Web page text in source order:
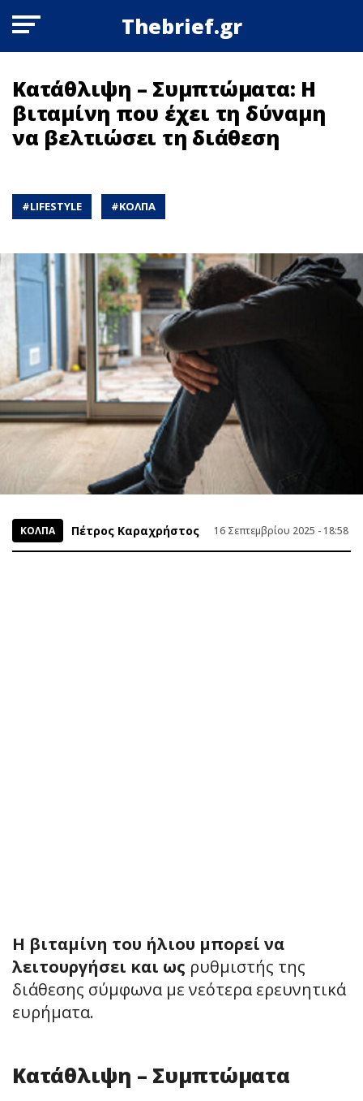
Thebrief.gr
Κατάθλιψη – Συμπτώματα: Η
βιταμίνη που έχει τη δύναμη
να βελτιώσει τη διάθεση
#LIFESTYLE #ΚΟΛΠΑ
ΚΟΛΠΑ Πέτρος Καραχρήστος 16 Σεπτεμβρίου 2025 - 18:58
H βιταμίνη του ήλιου μπορεί να
λειτουργήσει και ως ρυθμιστής της
διάθεσης σύμφωνα με νεότερα ερευνητικά
ευρήματα.
Κατάθλιψη – Συμπτώματα